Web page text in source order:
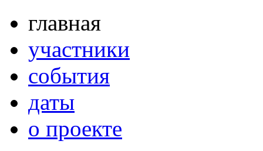
главная
участники
события
даты
о проекте